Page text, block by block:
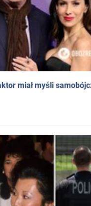
miał myśli